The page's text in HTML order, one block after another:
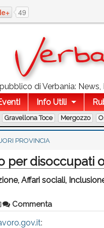
49
di Verbania:
Info Utili
Gravellona Toce Mergozzo
PROVINCIA
per disoccupati
Affari sociali,
Commenta
: